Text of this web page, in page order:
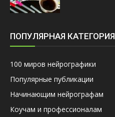
ПОПУЛЯРНАЯ КАТЕГОРИЯ
100 миров нейрографики
Популярные публикации
Начинающим нейрографам
Коучам и профессионалам